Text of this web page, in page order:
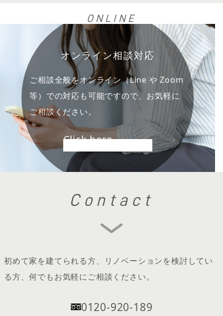
ONLINE
オンライン相談対応
ご相談全般をオンライン（Line や Zoom
等）での対応も可能ですので、お気軽に
ご相談ください。
Click here
Contact
初めて家を建てられる方、リノベーションを検討してい
る方、何でもお気軽にご相談ください。
0120-920-189